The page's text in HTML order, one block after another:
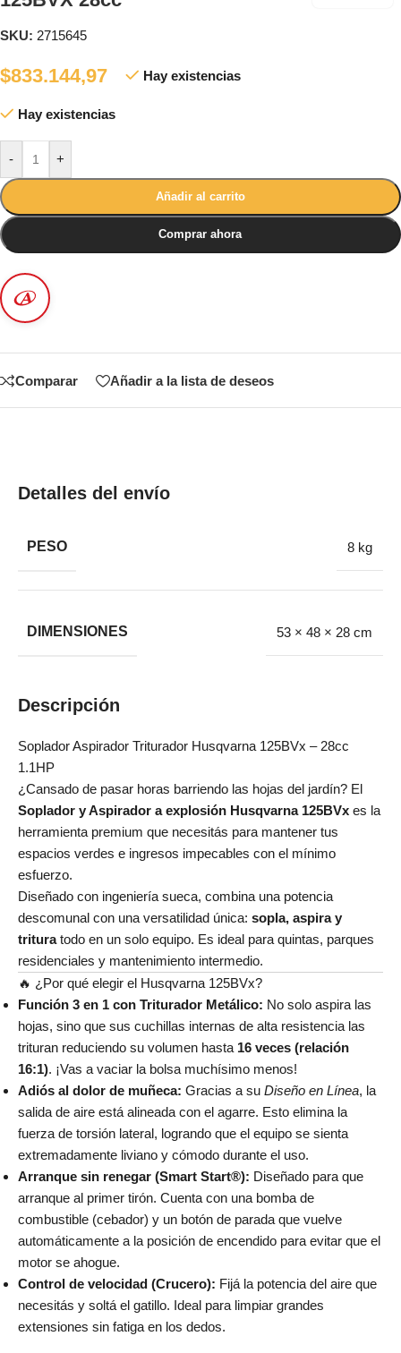
SKU: 2715645
$833.144,97 Hay existencias
Hay existencias
- +
Añadir al carrito
Comprar ahora
Comparar Añadir a la lista de deseos
Detalles del envío
PESO 8 kg
DIMENSIONES 53 × 48 × 28 cm
Descripción
Soplador Aspirador Triturador Husqvarna 125BVx – 28cc
1.1HP
¿Cansado de pasar horas barriendo las hojas del jardín? El
Soplador y Aspirador a explosión Husqvarna 125BVx es la
herramienta premium que necesitás para mantener tus
espacios verdes e ingresos impecables con el mínimo
esfuerzo.
Diseñado con ingeniería sueca, combina una potencia
descomunal con una versatilidad única: sopla, aspira y
trituratodo en un solo equipo. Es ideal para quintas, parques
residenciales y mantenimiento intermedio.
🔥 ¿Por qué elegir el Husqvarna 125BVx?
Función 3 en 1 con Triturador Metálico: No solo aspira las
hojas, sino que sus cuchillas internas de alta resistencia las
trituran reduciendo su volumen hasta 16 veces (relación
16:1). ¡Vas a vaciar la bolsa muchísimo menos!
Adiós al dolor de muñeca: Gracias a su Diseño en Línea, la
salida de aire está alineada con el agarre. Esto elimina la
fuerza de torsión lateral, logrando que el equipo se sienta
extremadamente liviano y cómodo durante el uso.
Arranque sin renegar (Smart Start®): Diseñado para que
arranque al primer tirón. Cuenta con una bomba de
combustible (cebador) y un botón de parada que vuelve
automáticamente a la posición de encendido para evitar que el
motor se ahogue.
Control de velocidad (Crucero): Fijá la potencia del aire que
necesitás y soltá el gatillo. Ideal para limpiar grandes
extensiones sin fatiga en los dedos.